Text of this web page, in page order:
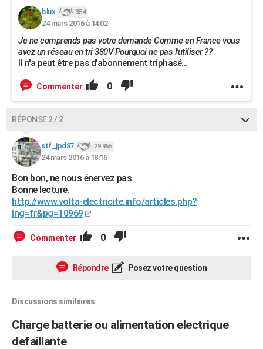
blux 354
24 mars 2016 à 14:02
Je ne comprends pas votre demande Comme en France vous
avez un réseau en tri 380V Pourquoi ne pas l'utiliser ??
Il n'a peut être pas d'abonnement triphasé...
Commenter 0
RÉPONSE 2 / 2
stf_jpd87 29 965
24 mars 2016 à 18:16
Bon bon, ne nous énervez pas.
Bonne lecture.
http://www.volta-electricite.info/articles.php?
lng=fr&pg=10969
Commenter 0
Répondre Posez votre question
Discussions similaires
Charge batterie ou alimentation electrique
defaillante